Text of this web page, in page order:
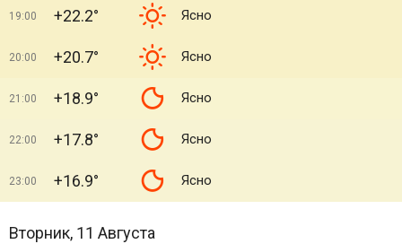
19:00 +22.2° Ясно
20:00 +20.7° Ясно
21:00 +18.9° Ясно
22:00 +17.8° Ясно
23:00 +16.9° Ясно
Вторник, 11 Августа